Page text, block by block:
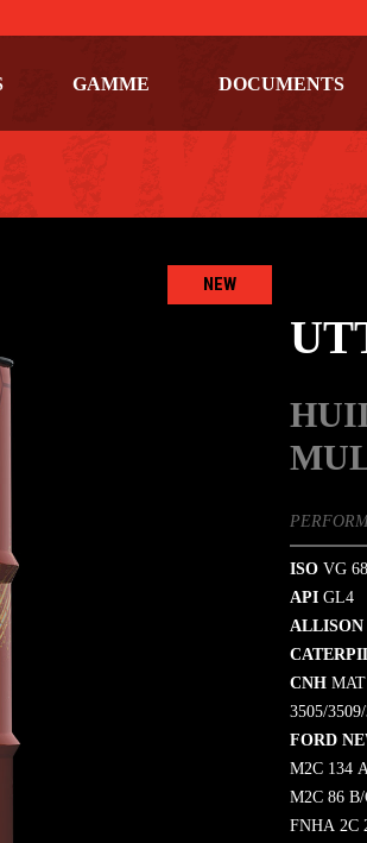
GAMME DOCUMENTS
NEW
ISO VG 68
API GL4
ALLISON
CNH MAT
3505/
FORD
M2C 134
M2C 86 B/
FNHA 2C